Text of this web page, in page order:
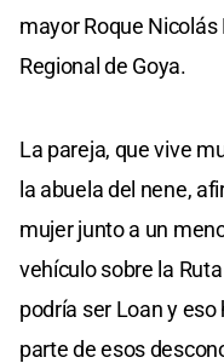
mayor Roque Nicolás
Regional de Goya.
La pareja, que vive
la abuela del nene,
mujer junto a un
vehículo sobre la
podría ser Loan y
parte de esos